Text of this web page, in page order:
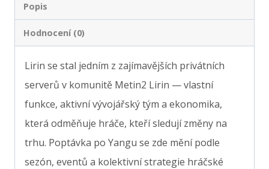
Popis
Hodnocení (0)
Lirin se stal jedním z zajímavějších privátních
serverů v komunitě Metin2 Lirin — vlastní
funkce, aktivní vývojářský tým a ekonomika,
která odměňuje hráče, kteří sledují změny na
trhu. Poptávka po Yangu se zde mění podle
sezón, eventů a kolektivní strategie hráčské